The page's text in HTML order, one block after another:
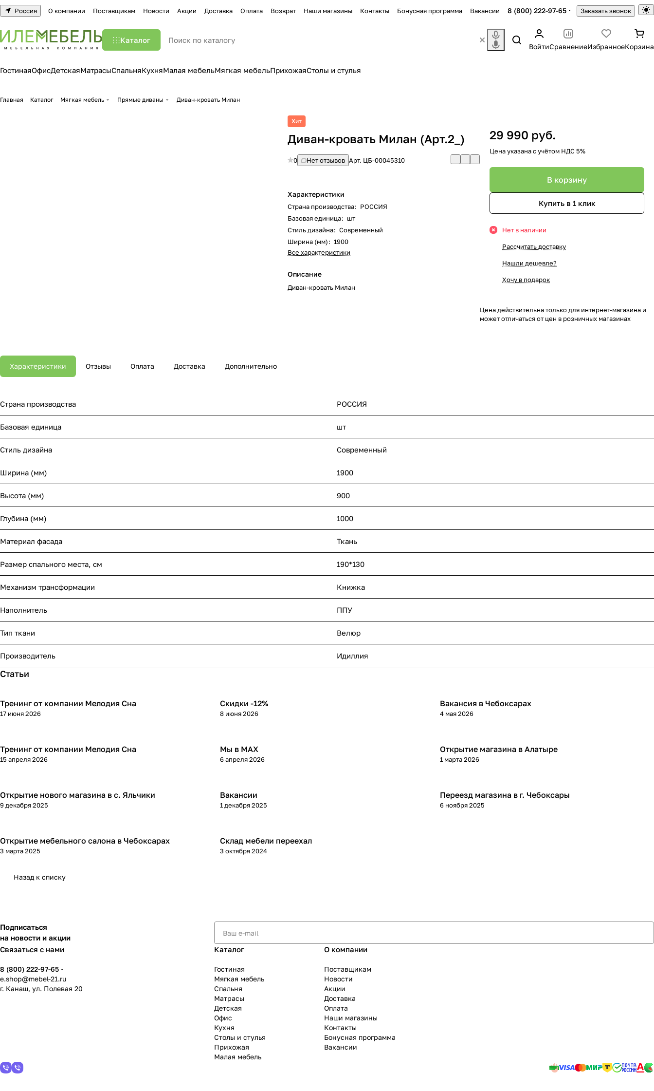
Россия О компании Поставщикам Новости Акции Доставка Оплата Возврат Наши магазины Контакты Бонусная программа Вакансии 8 (800) 222-97-65 Заказать звонок
Каталог
ВойтиСравнениеИзбранноеКорзина
ГостинаяОфисДетскаяМатрасыСпальняКухняМалая мебельМягкая мебельПрихожаяСтолы и стулья
Главная Каталог Мягкая мебель Прямые диваны Диван-кровать Милан
Хит
Диван-кровать Милан (Арт.2_)
0 Нет отзывов Арт. ЦБ-00045310
Характеристики
Страна производства: РОССИЯ
Базовая единица: шт
Стиль дизайна: Современный
Ширина (мм): 1900
Все характеристики
Описание
Диван-кровать Милан
29 990 руб.
Цена указана с учётом НДС 5%
В корзину
Купить в 1 клик
Нет в наличии
Рассчитать доставку
Нашли дешевле?
Хочу в подарок
Цена действительна только для интернет-магазина и
может отличаться от цен в розничных магазинах
Характеристики Отзывы Оплата Доставка Дополнительно
Страна производства РОССИЯ
Базовая единица шт
Стиль дизайна Современный
Ширина (мм) 1900
Высота (мм) 900
Глубина (мм) 1000
Материал фасада Ткань
Размер спального места, см 190*130
Механизм трансформации Книжка
Наполнитель ППУ
Тип ткани Велюр
Производитель Идиллия
Статьи
Тренинг от компании Мелодия Сна
17 июня 2026
Скидки -12%
8 июня 2026
Вакансия в Чебоксарах
4 мая 2026
Тренинг от компании Мелодия Сна
15 апреля 2026
Мы в МАХ
6 апреля 2026
Открытие магазина в Алатыре
1 марта 2026
Открытие нового магазина в с. Яльчики
9 декабря 2025
Вакансии
1 декабря 2025
Переезд магазина в г. Чебоксары
6 ноября 2025
Открытие мебельного салона в Чебоксарах
3 марта 2025
Склад мебели переехал
3 октября 2024
Назад к списку
Подписаться
на новости и акции
Связаться с нами
8 (800) 222-97-65
e.shop@mebel-21.ru
г. Канаш, ул. Полевая 20
Каталог
Гостиная
Мягкая мебель
Спальня
Матрасы
Детская
Офис
Кухня
Столы и стулья
Прихожая
Малая мебель
О компании
Поставщикам
Новости
Акции
Доставка
Оплата
Наши магазины
Контакты
Бонусная программа
Вакансии